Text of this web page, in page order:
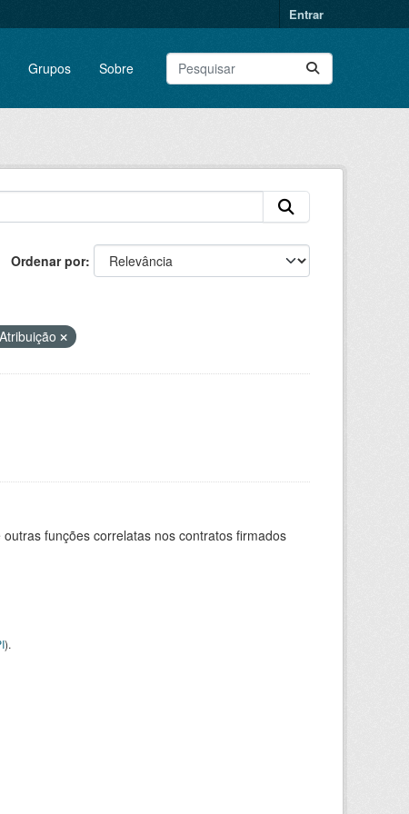
Entrar
Grupos Sobre
Ordenar por
funções correlatas nos contratos firmados
).